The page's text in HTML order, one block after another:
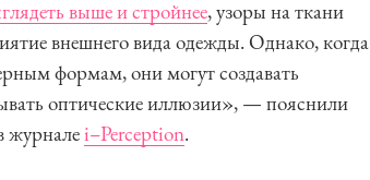
выше и стройнее, узоры на ткани
внешнего вида одежды. Однако, когда
формам, они могут создавать
оптические иллюзии», — пояснили
журналеi–Perception.